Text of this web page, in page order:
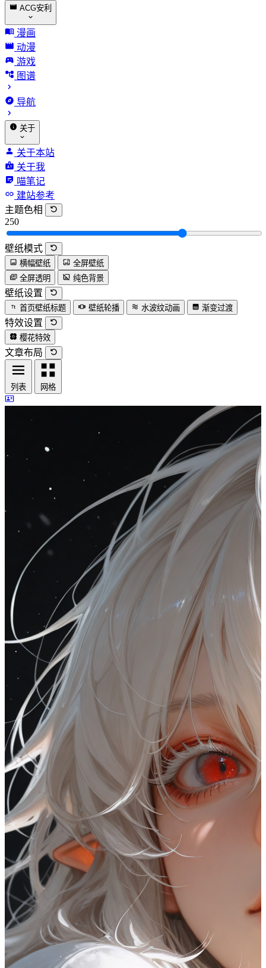
ACG安利
漫画
动漫
游戏
图谱
导航
关于
关于本站
关于我
喵笔记
建站参考
主题色相
250
壁纸模式
横幅壁纸
全屏壁纸
全屏透明
纯色背景
壁纸设置
首页壁纸标题 壁纸轮播 水波纹动画 渐变过渡
特效设置
樱花特效
文章布局
列表 网格